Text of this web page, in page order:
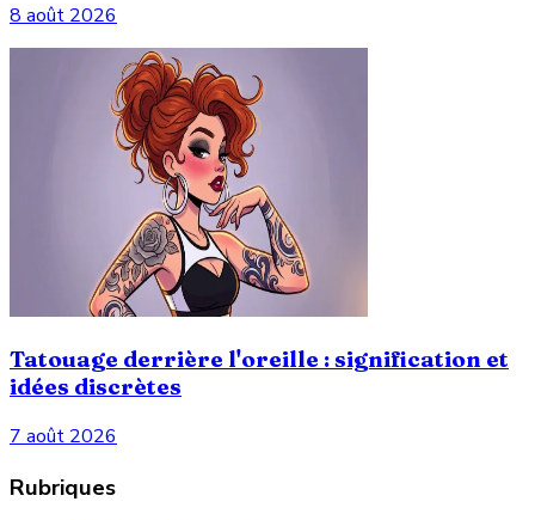
8 août 2026
Tatouage derrière l'oreille : signification et
idées discrètes
7 août 2026
Rubriques